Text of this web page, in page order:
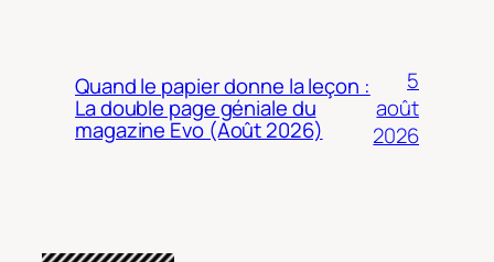
Quand le papier donne la leçon :
La double page géniale du
magazine Evo (Août 2026)
5
août
2026